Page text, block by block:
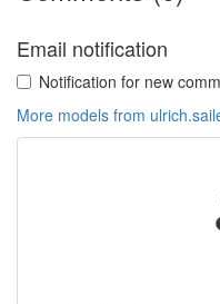
Email notification
Notification for new
More models from